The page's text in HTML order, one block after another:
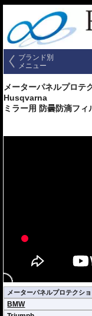
ブランド別
メニュー
メーターパネルプロテ
Husqvarna
ミラー用 防曇防滴フ
メーターパネルプロテクシ
BMW